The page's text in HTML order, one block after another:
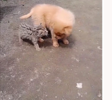
奶貓」暗示主人收編
快放走